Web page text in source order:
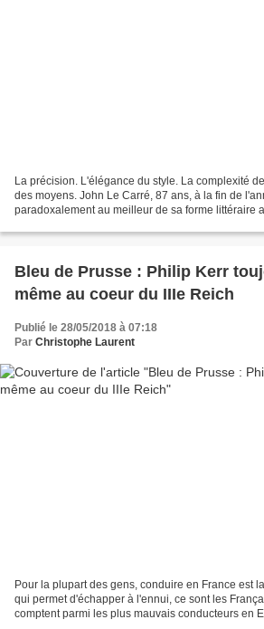
La précision. L'élégance du style. La complexité
des moyens. John Le Carré, 87 ans, à la fin de
paradoxalement au meilleur de sa forme littéraire
Bleu de Prusse : Philip Kerr
même au coeur du IIIe Reich
Publié le 28/05/2018 à 07:18
Par Christophe Laurent
Pour la plupart des gens, conduire en France est
qui permet d'échapper à l'ennui, ce sont les
comptent parmi les plus mauvais conducteurs en